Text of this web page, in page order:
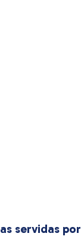
servidas por